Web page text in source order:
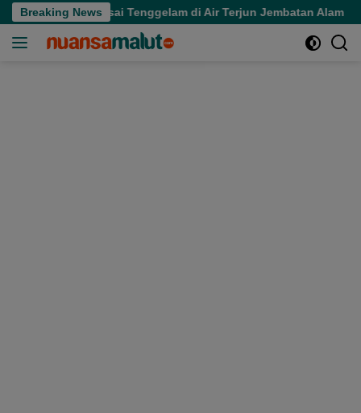
Langsung
ke
Breaking News
Usai Tenggelam di Air Terjun Jembatan Alam